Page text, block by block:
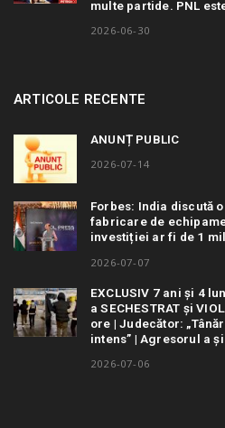
multe partide. PNL
2026-06-30
ARTICOLE RECENTE
ANUNȚ PUBLIC
2026-07-14
Forbes: India discută
fabricare de
investiției ar fi de 1
2026-07-07
EXCLUSIV 7 ani și 4
a SECHESTRAT și
ore | Judecător:
intens” | Agresorul a
2026-07-06